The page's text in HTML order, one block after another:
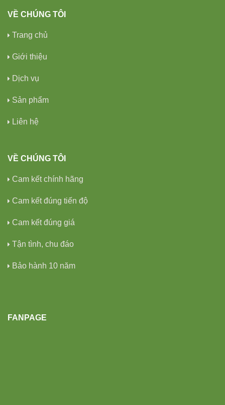
VỀ CHÚNG TÔI
Trang chủ
Giới thiệu
Dịch vụ
Sản phẩm
Liên hệ
VỀ CHÚNG TÔI
Cam kết chính hãng
Cam kết đúng tiến độ
Cam kết đúng giá
Tận tình, chu đáo
Bảo hành 10 năm
FANPAGE